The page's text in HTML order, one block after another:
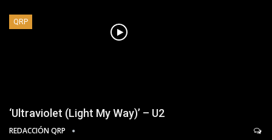
QRP
‘Ultraviolet (Light My Way)’ – U2
REDACCIÓN QRP